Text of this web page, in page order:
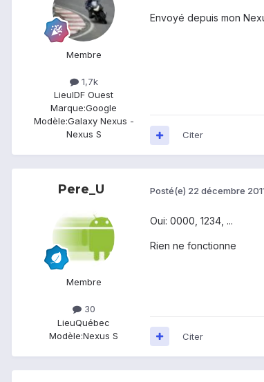
Membre
1,7k
LieuIDF Ouest
Marque:Google
Modèle:Galaxy Nexus -
Nexus S
Envoyé depuis mon
Citer
Pere_U
Membre
30
LieuQuébec
Modèle:Nexus S
Posté(e) 22 décembre
Oui: 0000, 1234, ...
Rien ne fonctionne
Citer